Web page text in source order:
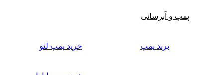
پمپ و آبرسانی
برند پمپ خرید پمپ لئو